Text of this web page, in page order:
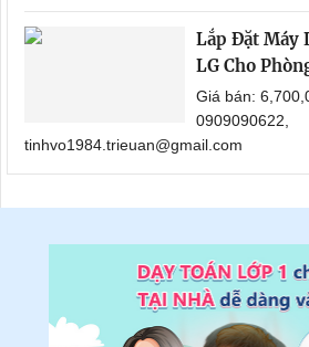
Lắp Đặt Máy
LG Cho
Giá bán:
0909090622,
tinhvo1984.trieuan@gmail.com